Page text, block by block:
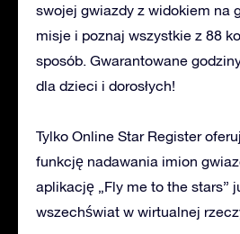
swojej gwiazdy z widokiem na
misje i poznaj wszystkie z 88
sposób. Gwarantowane
dla dzieci i dorosłych!
Tylko Online Star Register
funkcję nadawania imion
aplikację „Fly me to the stars”
wszechświat w wirtualnej